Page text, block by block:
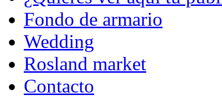
Fondo de armario
Wedding
Rosland market
Contacto